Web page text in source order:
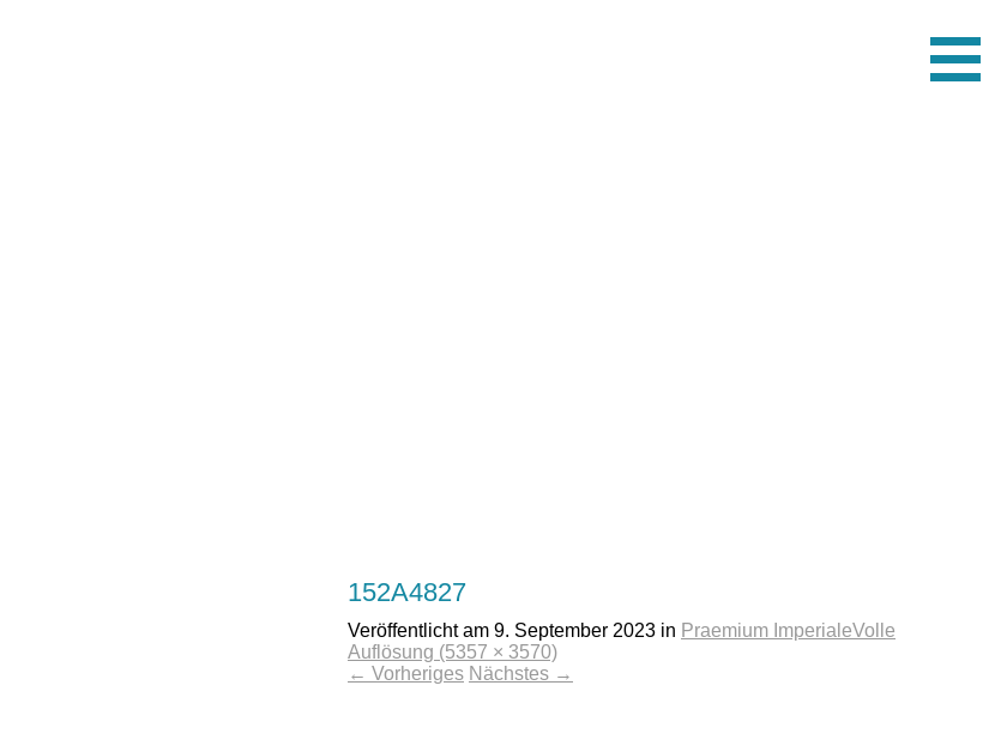
152A4827
Veröffentlicht am 9. September 2023 in Praemium ImperialeVolle
Auflösung (5357 × 3570)
← Vorheriges Nächstes →